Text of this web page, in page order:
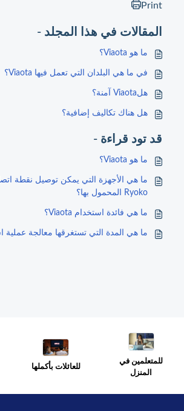
Print
المقالات في هذا المجلد -
ما هو Viaota؟
في ما هي البلدان التي تعمل فيها Viaota؟
هلViaota آمنة؟
هل هناك تكاليف إضافية؟
قد تود قراءة -
ما هو Viaota؟
ما هي الأجهزة التي يمكن توصيل نقطة
Ryoko المحمول بها؟
ما هي فائدة استخدام Viaota؟
ما هي المدة التي تستغرقها معالجة عملية
للمتعلمين في
المنزل
للعائلات بأكملها